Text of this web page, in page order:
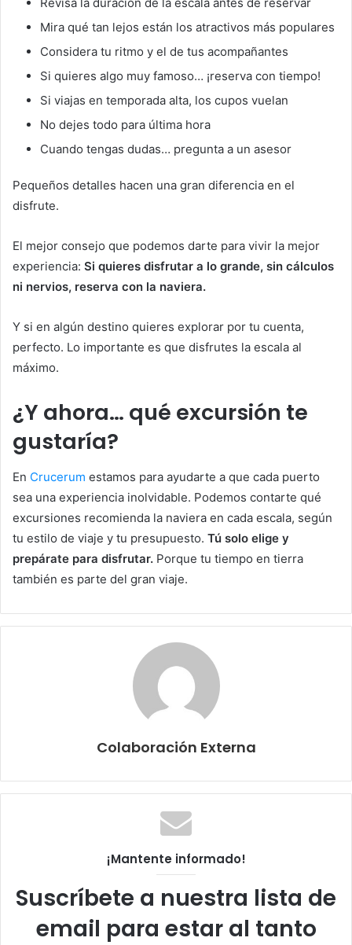
Revisa la duración de la escala antes de reservar
Mira qué tan lejos están los atractivos más populares
Considera tu ritmo y el de tus acompañantes
Si quieres algo muy famoso… ¡reserva con tiempo!
Si viajas en temporada alta, los cupos vuelan
No dejes todo para última hora
Cuando tengas dudas… pregunta a un asesor
Pequeños detalles hacen una gran diferencia en el
disfrute.
El mejor consejo que podemos darte para vivir la mejor
experiencia: Si quieres disfrutar a lo grande, sin cálculos
ni nervios, reserva con la naviera.
Y si en algún destino quieres explorar por tu cuenta,
perfecto. Lo importante es que disfrutes la escala al
máximo.
¿Y ahora… qué excursión te
gustaría?
En Crucerum estamos para ayudarte a que cada puerto
sea una experiencia inolvidable. Podemos contarte qué
excursiones recomienda la naviera en cada escala, según
tu estilo de viaje y tu presupuesto. Tú solo elige y
prepárate para disfrutar. Porque tu tiempo en tierra
también es parte del gran viaje.
Colaboración Externa
¡Mantente informado!
Suscríbete a nuestra lista de
email para estar al tanto